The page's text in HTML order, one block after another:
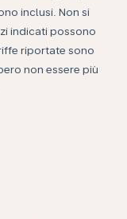
inclusi. Non si
indicati possono
riportate sono
non essere più